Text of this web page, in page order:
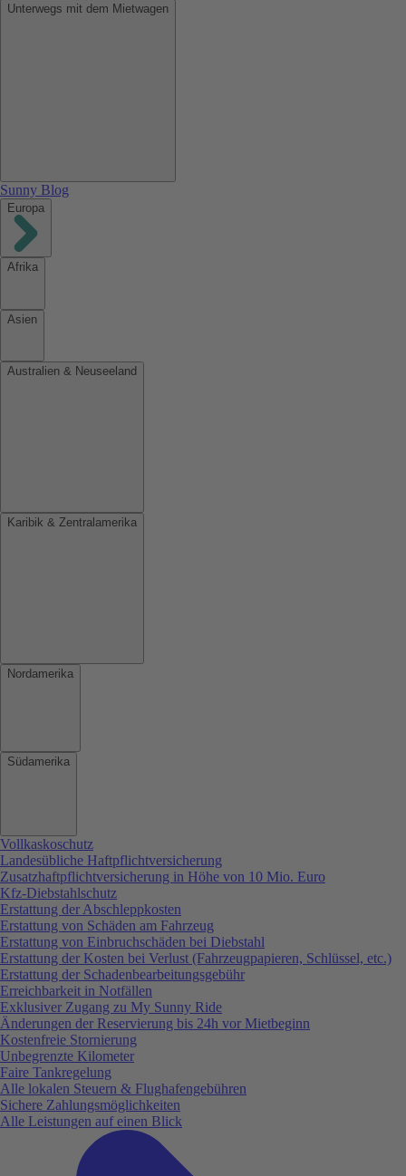
Unterwegs mit dem Mietwagen
Sunny Blog
Europa
Afrika
Asien
Australien & Neuseeland
Karibik & Zentralamerika
Nordamerika
Südamerika
Vollkaskoschutz
Landesübliche Haftpflichtversicherung
Zusatzhaftpflichtversicherung in Höhe von 10 Mio. Euro
Kfz-Diebstahlschutz
Erstattung der Abschleppkosten
Erstattung von Schäden am Fahrzeug
Erstattung von Einbruchschäden bei Diebstahl
Erstattung der Kosten bei Verlust (Fahrzeugpapieren, Schlüssel, etc.)
Erstattung der Schadenbearbeitungsgebühr
Erreichbarkeit in Notfällen
Exklusiver Zugang zu My Sunny Ride
Änderungen der Reservierung bis 24h vor Mietbeginn
Kostenfreie Stornierung
Unbegrenzte Kilometer
Faire Tankregelung
Alle lokalen Steuern & Flughafengebühren
Sichere Zahlungsmöglichkeiten
Alle Leistungen auf einen Blick